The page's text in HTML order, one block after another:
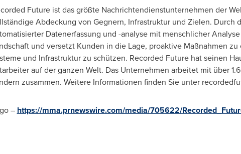
Future ist das größte Nachrichtendienstunternehmen der
Abdeckung von Gegnern, Infrastruktur und Zielen. Durch
Datenerfassung und -analyse mit menschlicher
und versetzt Kunden in die Lage, proaktive Maßnahmen
und Infrastruktur zu schützen. Recorded Future hat seinen
auf der ganzen Welt. Das Unternehmen arbeitet mit über
zusammen. Weitere Informationen finden Sie unter
– https://mma.prnewswire.com/media/705622/